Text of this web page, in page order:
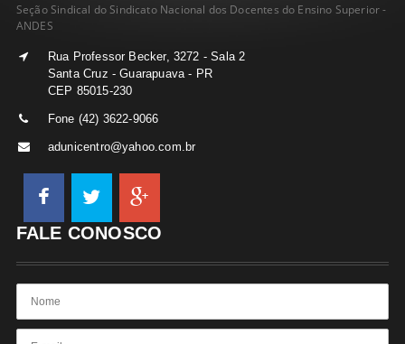
Seção Sindical do Sindicato Nacional dos Docentes do Ensino Superior -
ANDES
Rua Professor Becker, 3272 - Sala 2
Santa Cruz - Guarapuava - PR
CEP 85015-230
Fone (42) 3622-9066
adunicentro@yahoo.com.br
FALE CONOSCO